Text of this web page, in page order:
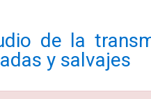
de la
y salvajes